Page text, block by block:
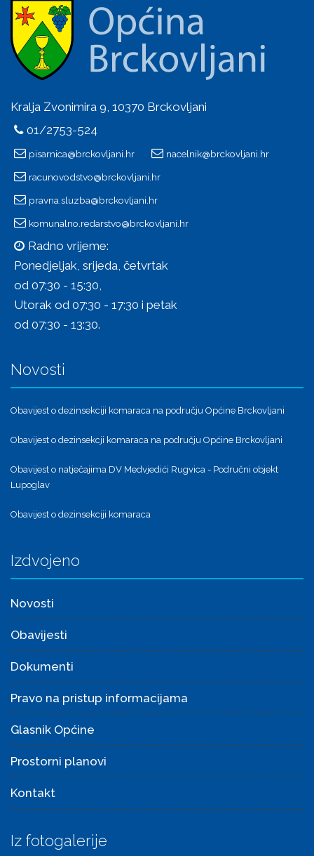
Kralja Zvonimira 9, 10370 Brckovljani
01/2753-524
pisarnica@brckovljani.hr nacelnik@brckovljani.hr
racunovodstvo@brckovljani.hr
pravna.sluzba@brckovljani.hr
komunalno.redarstvo@brckovljani.hr
Radno vrijeme:
Ponedjeljak, srijeda, četvrtak
od 07:30 - 15:30,
Utorak od 07:30 - 17:30 i petak
od 07:30 - 13:30.
Novosti
Obavijest o dezinsekciji komaraca na području Općine Brckovljani
Obavijest o dezinsekcji komaraca na području Općine Brckovljani
Obavijest o natječajima DV Medvjedići Rugvica - Područni objekt
Lupoglav
Obavijest o dezinsekciji komaraca
Izdvojeno
Novosti
Obavijesti
Dokumenti
Pravo na pristup informacijama
Glasnik Općine
Prostorni planovi
Kontakt
Iz fotogalerije